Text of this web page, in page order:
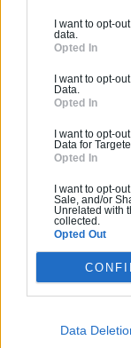
I want to opt-
data.
Opted In
I want to opt-
Data.
Opted In
I want to opt-
Data for
Opted In
I want to opt-
Sale, and/or
Unrelated with
collected.
Opted Out
Data